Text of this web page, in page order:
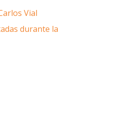
Vial
durante la